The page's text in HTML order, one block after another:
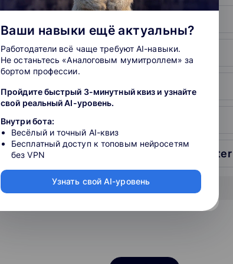
5 286
4.9
4.9
7. Skypro
8. Contented
10. IBS Training Center
Показать все организации
Ваши навыки ещё актуальны?
Работодатели всё чаще требуют AI-навыки.
Не останьтесь «Аналоговым мумитроллем» за
бортом профессии.
Пройдите быстрый 3-минутный квиз и узнайте
свой реальный AI-уровень.
Внутри бота:
Весёлый и точный AI-квиз
Бесплатный доступ к топовым нейросетям
без VPN
Узнать свой AI-уровень